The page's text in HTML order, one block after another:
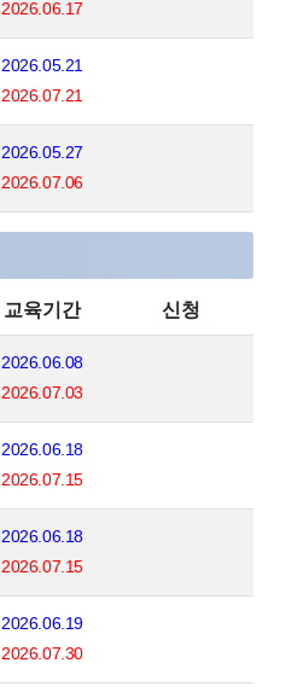
2026.06.17
2026.05.21
2026.07.21
2026.05.27
2026.07.06
교육기간 신청
2026.06.08
2026.07.03
2026.06.18
2026.07.15
2026.06.18
2026.07.15
2026.06.19
2026.07.30